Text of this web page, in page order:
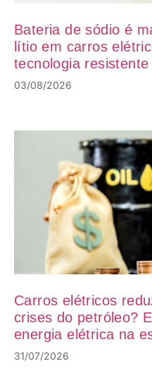
Bateria de sódio é
lítio em carros
tecnologia
03/08/2026
Carros elétricos
crises do petróleo?
energia elétrica na
31/07/2026